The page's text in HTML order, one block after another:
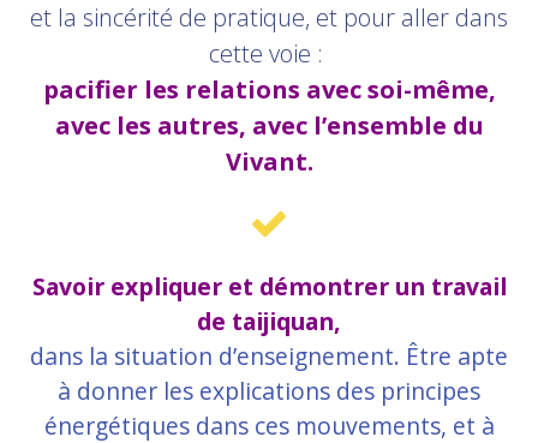
et la sincérité de pratique, et pour aller dans
cette voie :
pacifier les relations avec soi-même,
avec les autres, avec l’ensemble du
Vivant.
Savoir expliquer et démontrer un travail
de taijiquan,
dans la situation d’enseignement. Être apte
à donner les explications des principes
énergétiques dans ces mouvements, et à